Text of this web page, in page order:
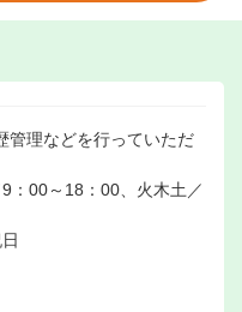
管理などを行っていただ
：00～18：00、火木土／